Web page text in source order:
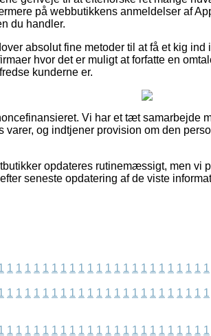
på webbutikkens anmeldelser af
du handler.
absolut fine metoder til at få et kig
hvor det er muligt at forfatte en
kunderne er.
Vi har et tæt samarbejde
varer, og indtjener provision om den
opdateres rutinemæssigt, men vi
seneste opdatering af de viste
1 1 1 1 1 1 1 1 1 1 1 1 1 1 1 1 1 1 1 1 1 1 1
1 1 1 1 1 1 1 1 1 1 1 1 1 1 1 1 1 1 1 1 1 1 1
1 1 1 1 1 1 1 1 1 1 1 1 1 1 1 1 1 1 1 1 1 1 1